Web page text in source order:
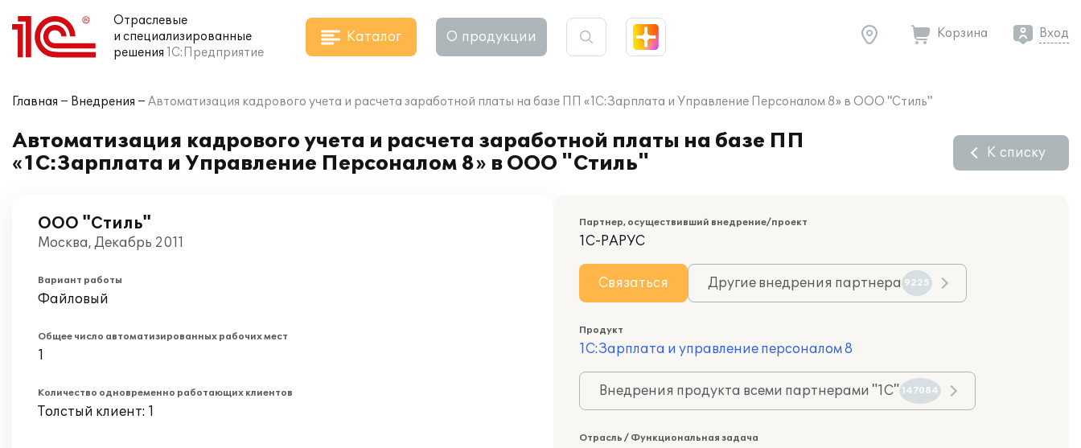
Отраслевые
и специализированные
решения 1С:Предприятие
Каталог О продукции Корзина Вход
Главная Внедрения Автоматизация кадрового учета и расчета заработной платы на базе ПП «1С:Зарплата и Управление Персоналом 8» в ООО "Стиль"
Автоматизация кадрового учета и расчета заработной платы на базе ПП
«1С:Зарплата и Управление Персоналом 8» в ООО "Стиль"
К списку
ООО "Стиль"
Москва, Декабрь 2011
Вариант работы
Файловый
Общее число автоматизированных рабочих мест
1
Количество одновременно работающих клиентов
Толстый клиент: 1
Партнер, осуществивший внедрение/проект
1С-РАРУС
Связаться Другие внедрения партнера 9225
Продукт
1С:Зарплата и управление персоналом 8
Внедрения продукта всеми партнерами "1С" 147084
Отрасль / Функциональная задача